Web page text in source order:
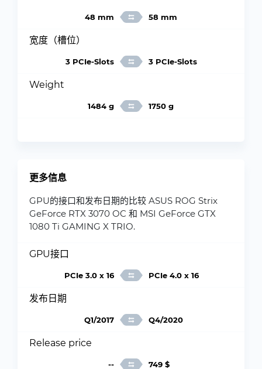
48 mm 58 mm
宽度（槽位）
3 PCIe-Slots 3 PCIe-Slots
Weight
1484 g 1750 g
更多信息
GPU的接口和发布日期的比较 ASUS ROG Strix
GeForce RTX 3070 OC 和 MSI GeForce GTX
1080 Ti GAMING X TRIO.
GPU接口
PCIe 3.0 x 16 PCIe 4.0 x 16
发布日期
Q1/2017 Q4/2020
Release price
-- 749 $